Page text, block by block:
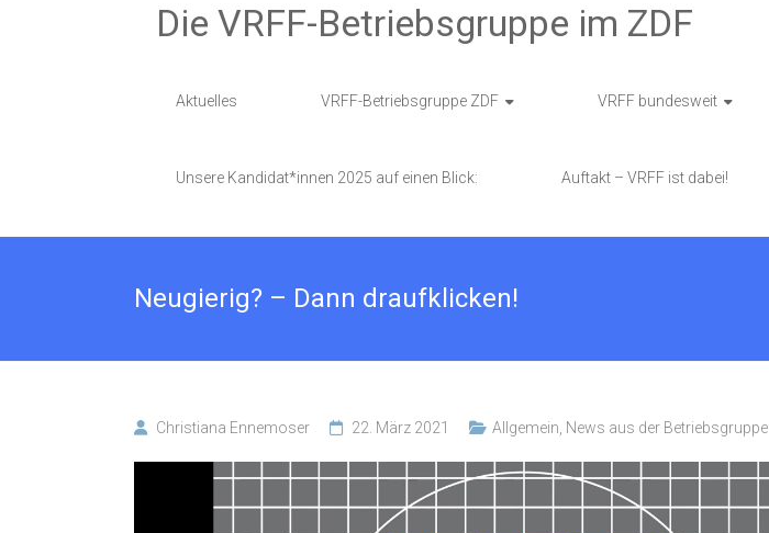
Die VRFF-Betriebsgruppe im ZDF
Aktuelles VRFF-Betriebsgruppe ZDF VRFF bundesweit
Unsere Kandidat*innen 2025 auf einen Blick: Auftakt – VRFF ist dabei!
Neugierig? – Dann draufklicken!
Christiana Ennemoser 22. März 2021 Allgemein News aus der Betriebsgruppe